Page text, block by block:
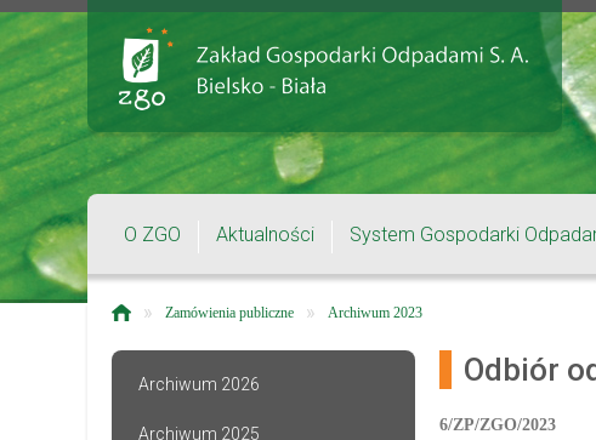
O ZGO Aktualności System Gospodarki
» Zamówienia publiczne » Archiwum 2023
Archiwum 2026
Archiwum 2025
Odbiór
6/ZP/ZGO/2023